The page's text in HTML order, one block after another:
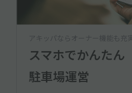
アキッパならオーナー機能も充実
スマホでかんたん
駐車場運営